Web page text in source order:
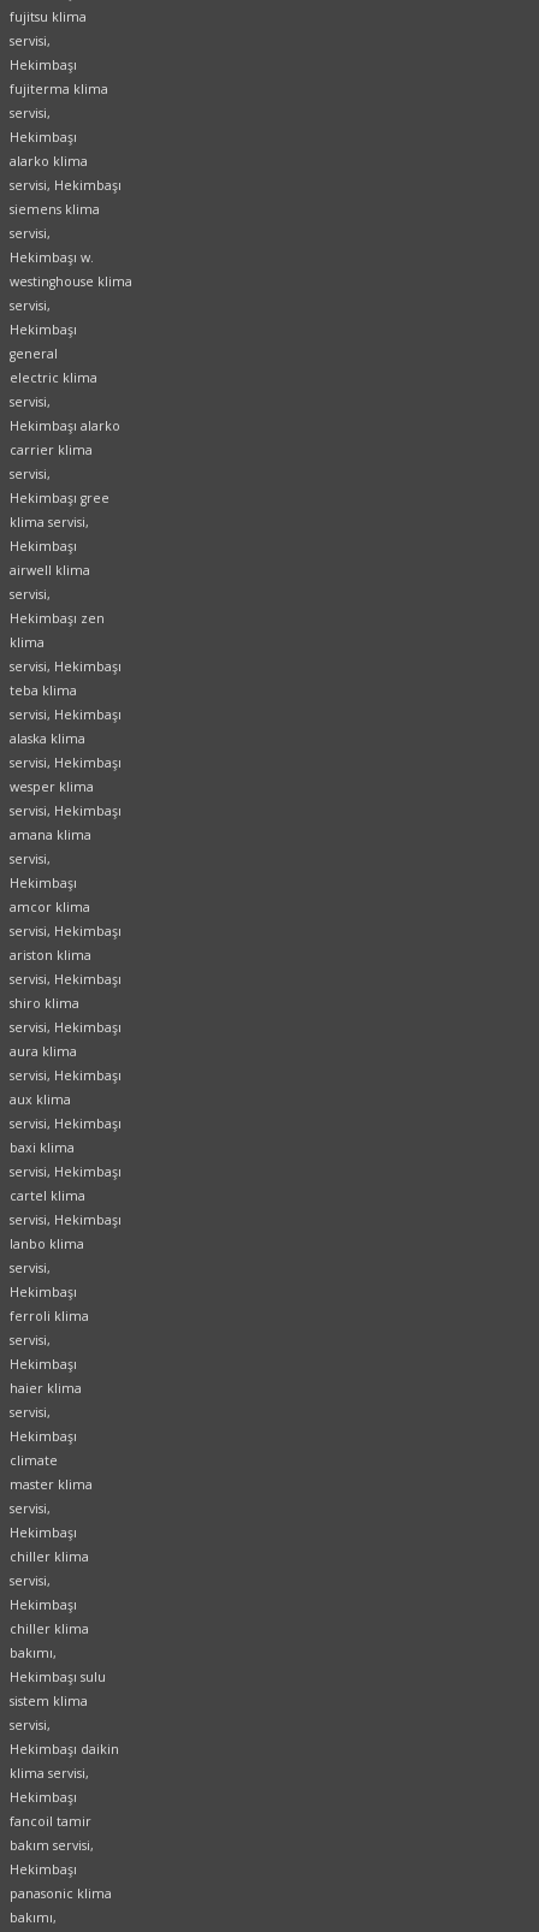
fujitsu klima
servisi,
Hekimbaşı
fujiterma klima
servisi,
Hekimbaşı
alarko klima
servisi, Hekimbaşı
siemens klima
servisi,
Hekimbaşı w.
westinghouse klima
servisi,
Hekimbaşı
general
electric klima
servisi,
Hekimbaşı alarko
carrier klima
servisi,
Hekimbaşı gree
klima servisi,
Hekimbaşı
airwell klima
servisi,
Hekimbaşı zen
klima
servisi, Hekimbaşı
teba klima
servisi, Hekimbaşı
alaska klima
servisi, Hekimbaşı
wesper klima
servisi, Hekimbaşı
amana klima
servisi,
Hekimbaşı
amcor klima
servisi, Hekimbaşı
ariston klima
servisi, Hekimbaşı
shiro klima
servisi, Hekimbaşı
aura klima
servisi, Hekimbaşı
aux klima
servisi, Hekimbaşı
baxi klima
servisi, Hekimbaşı
cartel klima
servisi, Hekimbaşı
lanbo klima
servisi,
Hekimbaşı
ferroli klima
servisi,
Hekimbaşı
haier klima
servisi,
Hekimbaşı
climate
master klima
servisi,
Hekimbaşı
chiller klima
servisi,
Hekimbaşı
chiller klima
bakımı,
Hekimbaşı sulu
sistem klima
servisi,
Hekimbaşı daikin
klima servisi,
Hekimbaşı
fancoil tamir
bakım servisi,
Hekimbaşı
panasonic klima
bakımı,